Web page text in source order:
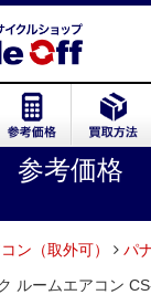
参考価格
ン（取外可） パ
ルームエアコン